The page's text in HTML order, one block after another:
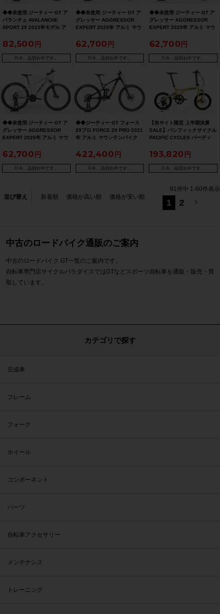
◆◆未使用 ジーティー GT ア
バランチェ AVALANCHE
SPORT 29 2023年モデル ア
サイズ microSHIFT 2x9速
（サイクルパラダイス大阪よ
り配送）
82,500
只今、品切れ中です。
◆◆未使用 ジーティー GT ア
グレッサー AGGRESSOR
EXPERT 2025年 アルミ マウ
SHIMANO TOURNEY 3x8速
（サイクルパラダイス大阪よ
り配送）
62,700
只今、品切れ中です。
◆◆未使用 ジーティー GT ア
グレッサー AGGRESSOR
EXPERT 2025年 アルミ マウ
SHIMANO TOURNEY 3x8速
（サイクルパラダイス大阪よ
り配送）
62,700
只今、品切れ中です。
◆◆未使用 ジーティー GT ア
グレッサー AGGRESSOR
EXPERT 2025年 アルミ マウ
SHIMANO TOURNEY 3x8速
（サイクルパラダイス大阪よ
り配送）
62,700
只今、品切れ中です。
◆◆ジーティー GT フォース
29プロ FORCE 29 PRO 2021
年 アルミ マウンテンバイク
DEORE XT M8100 1x12速 フ
ルサス（サイクルパラダイス
大阪より配送）
422,400
只今、品切れ中です。
【当サイト限定 上半期決算
SALE】パシフィックサイクル
PACIFIC CYCLES バーディ
XS 折り畳み自転車 18インチ
デザートイエロー 【期間限定
8/26 午前10時迄】
193,820
只今、品切れ中です。
並び替え 新着順 価格が高い順 価格が安い順
91 件中 1 -60件表示
1 2
中古のロードバイク通販のご案内
中古のロードバイク GT一覧のご案内です。
自転車専門店サイクルパラダイスではGTなどスポーツ自転車を通販・販売・買
取しています。
カテゴリで探す
完成車
フレーム
フォーク
ホイール
コンポーネント
パーツ
自転車アクセサリー
メンテナンス
トレーニング